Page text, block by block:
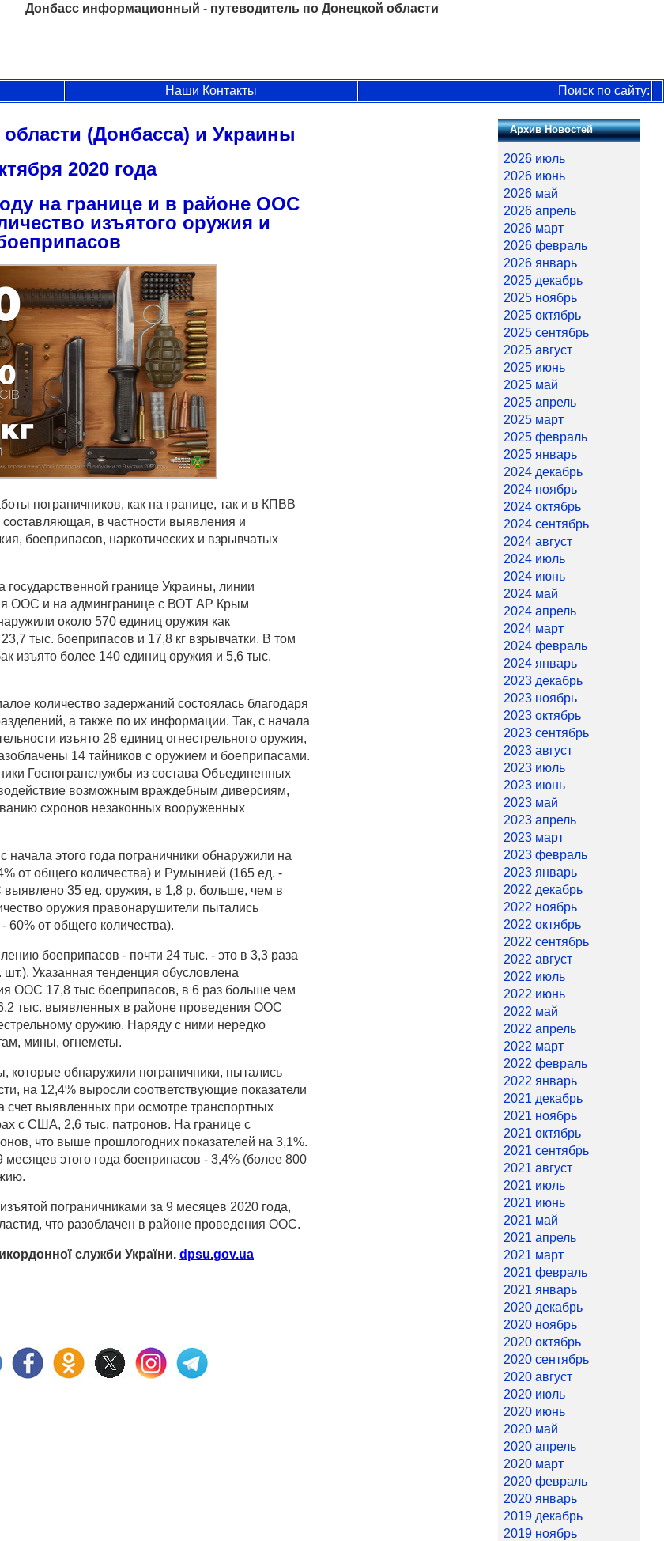
Донбасс информационный - путеводитель по Донецкой области
Наши Контакты Поиск по сайту:
(Донбасса) и Украины
2020 года
на границе и в районе ООС
изъятого оружия и
пограничников, как на границе, так и в КПВВ
составляющая, в частности выявления и
боеприпасов, наркотических и взрывчатых
государственной границе Украины, линии
ООС и на админгранице с ВОТ АР Крым
около 570 единиц оружия как
тыс. боеприпасов и 17,8 кг взрывчатки. В том
изъято более 140 единиц оружия и 5,6 тыс.
количество задержаний состоялась благодаря
а также по их информации. Так, с начала
изъято 28 единиц огнестрельного оружия,
14 тайников с оружием и боеприпасами.
Госпогранслужбы из состава Объединенных
возможным враждебным диверсиям,
схронов незаконных вооруженных
этого года пограничники обнаружили на
от общего количества) и Румынией (165 ед. -
35 ед. оружия, в 1,8 р. больше, чем в
оружия правонарушители пытались
60% от общего количества).
боеприпасов - почти 24 тыс. - это в 3,3 раза
Указанная тенденция обусловлена
ООС 17,8 тыс боеприпасов, в 6 раз больше чем
тыс. выявленных в районе проведения ООС
оружию. Наряду с ними нередко
мины, огнеметы.
которые обнаружили пограничники, пытались
на 12,4% выросли соответствующие показатели
счет выявленных при осмотре транспортных
с США, 2,6 тыс. патронов. На границе с
что выше прошлогодних показателей на 3,1%.
этого года боеприпасов - 3,4% (более 800
пограничниками за 9 месяцев 2020 года,
что разоблачен в районе проведения ООС.
служби України. dpsu.gov.ua
Архив Новостей
2026 июль
2026 июнь
2026 май
2026 апрель
2026 март
2026 февраль
2026 январь
2025 декабрь
2025 ноябрь
2025 октябрь
2025 сентябрь
2025 август
2025 июнь
2025 май
2025 апрель
2025 март
2025 февраль
2025 январь
2024 декабрь
2024 ноябрь
2024 октябрь
2024 сентябрь
2024 август
2024 июль
2024 июнь
2024 май
2024 апрель
2024 март
2024 февраль
2024 январь
2023 декабрь
2023 ноябрь
2023 октябрь
2023 сентябрь
2023 август
2023 июль
2023 июнь
2023 май
2023 апрель
2023 март
2023 февраль
2023 январь
2022 декабрь
2022 ноябрь
2022 октябрь
2022 сентябрь
2022 август
2022 июль
2022 июнь
2022 май
2022 апрель
2022 март
2022 февраль
2022 январь
2021 декабрь
2021 ноябрь
2021 октябрь
2021 сентябрь
2021 август
2021 июль
2021 июнь
2021 май
2021 апрель
2021 март
2021 февраль
2021 январь
2020 декабрь
2020 ноябрь
2020 октябрь
2020 сентябрь
2020 август
2020 июль
2020 июнь
2020 май
2020 апрель
2020 март
2020 февраль
2020 январь
2019 декабрь
2019 ноябрь